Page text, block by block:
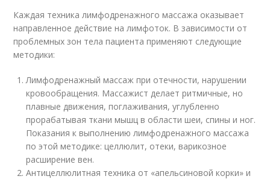
Каждая техника лимфодренажного массажа оказывает
направленное действие на лимфоток. В зависимости от
проблемных зон тела пациента применяют следующие
методики:
Лимфодренажный массаж при отечности, нарушении
кровообращения. Массажист делает ритмичные, но
плавные движения, поглаживания, углубленно
прорабатывая ткани мышц в области шеи, спины и ног.
Показания к выполнению лимфодренажного массажа
по этой методике: целлюлит, отеки, варикозное
расширение вен.
Антицеллюлитная техника от «апельсиновой корки» и